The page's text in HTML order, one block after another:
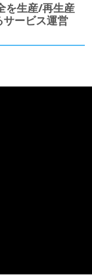
を生産/再生産
サービス運営